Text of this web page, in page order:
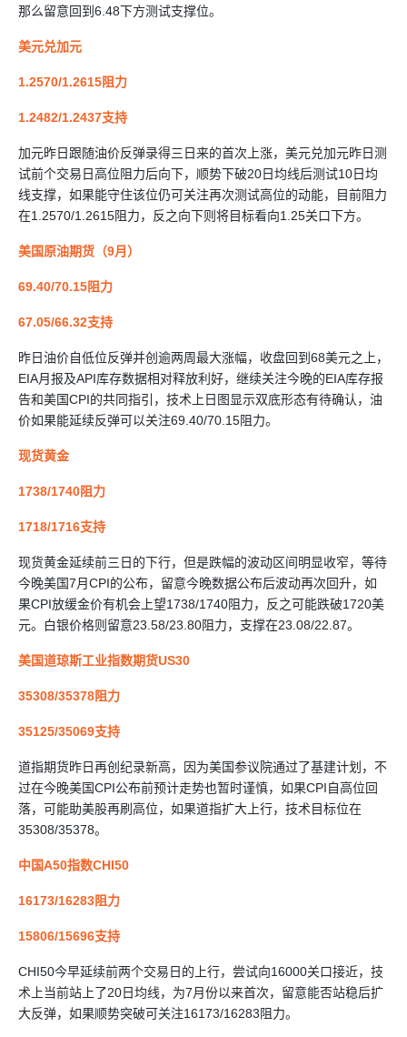
那么留意回到6.48下方测试支撑位。
美元兑加元
1.2570/1.2615阻力
1.2482/1.2437支持
加元昨日跟随油价反弹录得三日来的首次上涨，美元兑加元昨日测
试前个交易日高位阻力后向下，顺势下破20日均线后测试10日均
线支撑，如果能守住该位仍可关注再次测试高位的动能，目前阻力
在1.2570/1.2615阻力，反之向下则将目标看向1.25关口下方。
美国原油期货（9月）
69.40/70.15阻力
67.05/66.32支持
昨日油价自低位反弹并创逾两周最大涨幅，收盘回到68美元之上，
EIA月报及API库存数据相对释放利好，继续关注今晚的EIA库存报
告和美国CPI的共同指引，技术上日图显示双底形态有待确认，油
价如果能延续反弹可以关注69.40/70.15阻力。
现货黄金
1738/1740阻力
1718/1716支持
现货黄金延续前三日的下行，但是跌幅的波动区间明显收窄，等待
今晚美国7月CPI的公布，留意今晚数据公布后波动再次回升，如
果CPI放缓金价有机会上望1738/1740阻力，反之可能跌破1720美
元。白银价格则留意23.58/23.80阻力，支撑在23.08/22.87。
美国道琼斯工业指数期货US30
35308/35378阻力
35125/35069支持
道指期货昨日再创纪录新高，因为美国参议院通过了基建计划，不
过在今晚美国CPI公布前预计走势也暂时谨慎，如果CPI自高位回
落，可能助美股再刷高位，如果道指扩大上行，技术目标位在
35308/35378。
中国A50指数CHI50
16173/16283阻力
15806/15696支持
CHI50今早延续前两个交易日的上行，尝试向16000关口接近，技
术上当前站上了20日均线，为7月份以来首次，留意能否站稳后扩
大反弹，如果顺势突破可关注16173/16283阻力。